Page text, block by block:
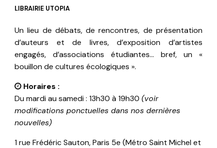
LIBRAIRIE UTOPIA
Un lieu de débats, de rencontres, de présentation
d’auteurs et de livres, d’exposition d’artistes
engagés, d’associations étudiantes… bref, un «
bouillon de cultures écologiques ».
Horaires :
Du mardi au samedi : 13h30 à 19h30 (voir
modifications ponctuelles dans nos dernières
nouvelles)
1 rue Frédéric Sauton, Paris 5e (Métro Saint Michel et